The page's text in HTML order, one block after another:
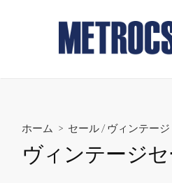
ツ
ホーム > セール /ヴィンテージ
ヴィンテージ